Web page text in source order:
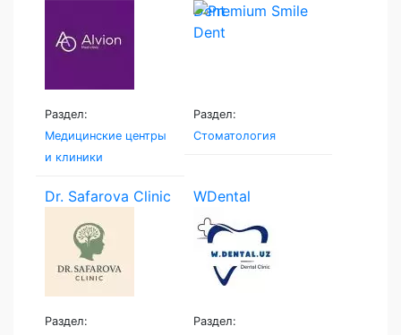
Раздел:
Медицинские центры
и клиники
Dent
Раздел:
Стоматология
Dr. Safarova Clinic
Раздел:
WDental
Раздел: